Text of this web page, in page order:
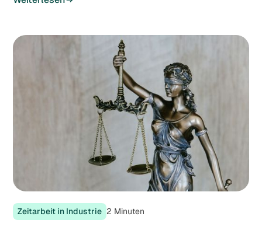
Zeitarbeit in Industrie 2 Minuten